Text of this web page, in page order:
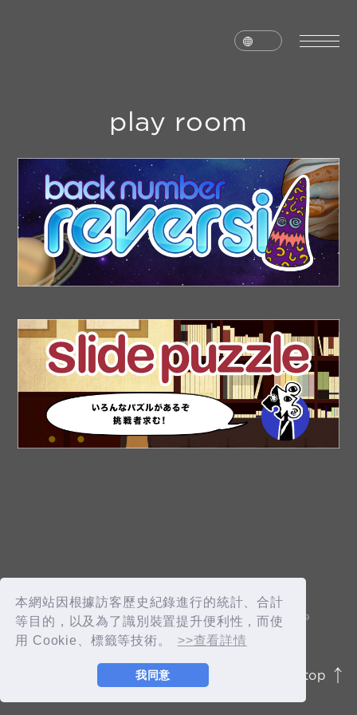
本網站因根據訪客歷史紀錄進行的統計、合計
等目的，以及為了識別裝置提升便利性，而使
用 Cookie、標籤等技術。
>>查看詳情
我同意
OK
schedule
live
media
profile
disc
goods
fc news
blog
movie&radio
room #783
play room
JASRAC許諾番号 9012207252Y45038 / 9012207238Y38029
© 2026 id ENTERTAINMENT. All Rights Reserved.
page top